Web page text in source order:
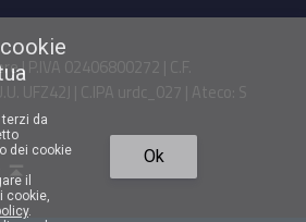
| P.IVA 02406800272 | C.F.
UFZ42J | C.IPA urdc_027 | Ateco: S
Veneto Torna in cima ↑
da
dei cookie
il
cookie,
.
Ok